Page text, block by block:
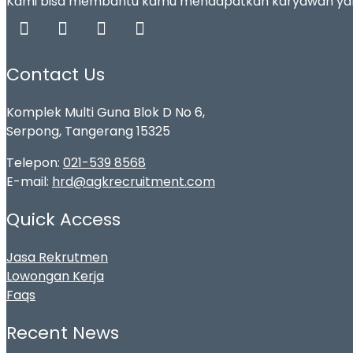
Contact Us
Komplek Multi Guna Blok D No 6,
Serpong, Tangerang 15325
Telepon: 021-539 8568
E-mail: hrd@agkrecruitment.com
Quick Access
Jasa Rekrutmen
Lowongan Kerja
Faqs
Recent News